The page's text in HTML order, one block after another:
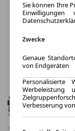
Sie können Ihre
Zwecke
Genaue
von Endgeräten
Verbesserung